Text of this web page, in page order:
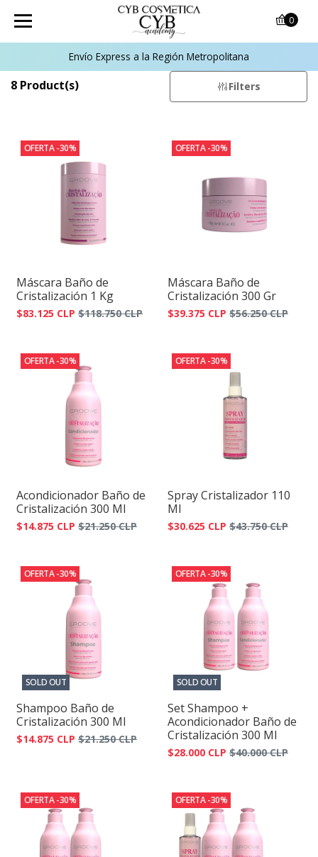
Envío Express a la Región Metropolitana
0
8 Product(s) Filters
OFERTA -30%
Máscara Baño de
Cristalización 1 Kg
$83.125 CLP $118.750 CLP
OFERTA -30%
Máscara Baño de
Cristalización 300 Gr
$39.375 CLP $56.250 CLP
OFERTA -30%
Acondicionador Baño de
Cristalización 300 Ml
$14.875 CLP $21.250 CLP
OFERTA -30%
Spray Cristalizador 110
Ml
$30.625 CLP $43.750 CLP
OFERTA -30%
SOLD OUT
Shampoo Baño de
Cristalización 300 Ml
$14.875 CLP $21.250 CLP
OFERTA -30%
SOLD OUT
Set Shampoo +
Acondicionador Baño de
Cristalización 300 Ml
$28.000 CLP $40.000 CLP
OFERTA -30% OFERTA -30%